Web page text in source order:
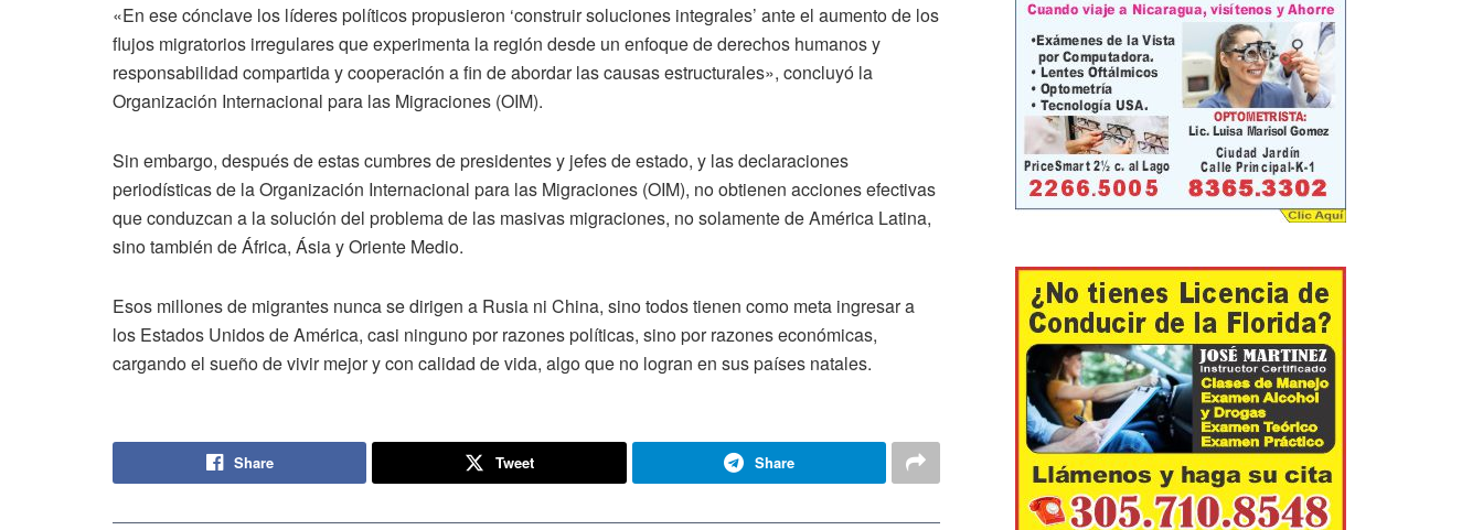
«En ese cónclave los líderes políticos propusieron ‘construir soluciones integrales’ ante el aumento de los
flujos migratorios irregulares que experimenta la región desde un enfoque de derechos humanos y
responsabilidad compartida y cooperación a fin de abordar las causas estructurales», concluyó la
Organización Internacional para las Migraciones (OIM).
Sin embargo, después de estas cumbres de presidentes y jefes de estado, y las declaraciones
periodísticas de la Organización Internacional para las Migraciones (OIM), no obtienen acciones efectivas
que conduzcan a la solución del problema de las masivas migraciones, no solamente de América Latina,
sino también de África, Ásia y Oriente Medio.
Esos millones de migrantes nunca se dirigen a Rusia ni China, sino todos tienen como meta ingresar a
los Estados Unidos de América, casi ninguno por razones políticas, sino por razones económicas,
cargando el sueño de vivir mejor y con calidad de vida, algo que no logran en sus países natales.
Share Tweet Share